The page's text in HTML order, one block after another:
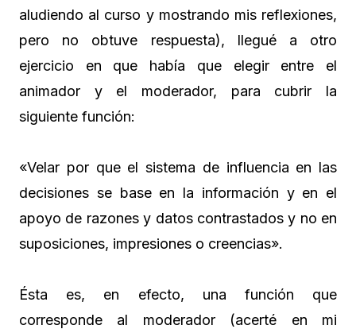
aludiendo al curso y mostrando mis reflexiones,
pero no obtuve respuesta), llegué a otro
ejercicio en que había que elegir entre el
animador y el moderador, para cubrir la
siguiente función:
«Velar por que el sistema de influencia en las
decisiones se base en la información y en el
apoyo de razones y datos contrastados y no en
suposiciones, impresiones o creencias».
Ésta es, en efecto, una función que
corresponde al moderador (acerté en mi